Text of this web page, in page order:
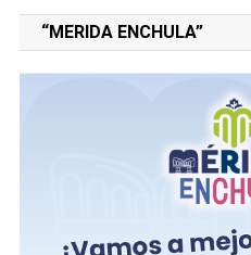
“MERIDA ENCHULA”